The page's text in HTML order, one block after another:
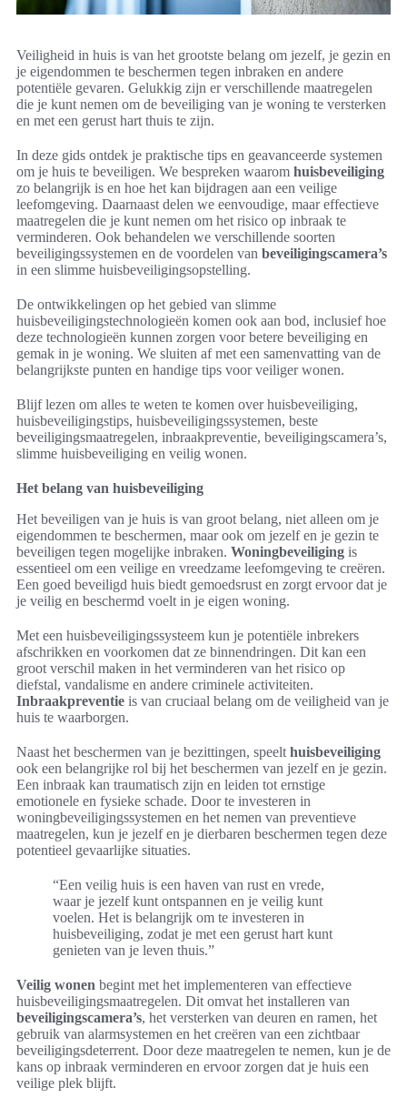
Veiligheid in huis is van het grootste belang om jezelf, je gezin en
je eigendommen te beschermen tegen inbraken en andere
potentiële gevaren. Gelukkig zijn er verschillende maatregelen
die je kunt nemen om de beveiliging van je woning te versterken
en met een gerust hart thuis te zijn.
In deze gids ontdek je praktische tips en geavanceerde systemen
om je huis te beveiligen. We bespreken waarom huisbeveiliging
zo belangrijk is en hoe het kan bijdragen aan een veilige
leefomgeving. Daarnaast delen we eenvoudige, maar effectieve
maatregelen die je kunt nemen om het risico op inbraak te
verminderen. Ook behandelen we verschillende soorten
beveiligingssystemen en de voordelen van beveiligingscamera’s
in een slimme huisbeveiligingsopstelling.
De ontwikkelingen op het gebied van slimme
huisbeveiligingstechnologieën komen ook aan bod, inclusief hoe
deze technologieën kunnen zorgen voor betere beveiliging en
gemak in je woning. We sluiten af met een samenvatting van de
belangrijkste punten en handige tips voor veiliger wonen.
Blijf lezen om alles te weten te komen over huisbeveiliging,
huisbeveiligingstips, huisbeveiligingssystemen, beste
beveiligingsmaatregelen, inbraakpreventie, beveiligingscamera’s,
slimme huisbeveiliging en veilig wonen.
Het belang van huisbeveiliging
Het beveiligen van je huis is van groot belang, niet alleen om je
eigendommen te beschermen, maar ook om jezelf en je gezin te
beveiligen tegen mogelijke inbraken. Woningbeveiliging is
essentieel om een veilige en vreedzame leefomgeving te creëren.
Een goed beveiligd huis biedt gemoedsrust en zorgt ervoor dat je
je veilig en beschermd voelt in je eigen woning.
Met een huisbeveiligingssysteem kun je potentiële inbrekers
afschrikken en voorkomen dat ze binnendringen. Dit kan een
groot verschil maken in het verminderen van het risico op
diefstal, vandalisme en andere criminele activiteiten.
Inbraakpreventie is van cruciaal belang om de veiligheid van je
huis te waarborgen.
Naast het beschermen van je bezittingen, speelt huisbeveiliging
ook een belangrijke rol bij het beschermen van jezelf en je gezin.
Een inbraak kan traumatisch zijn en leiden tot ernstige
emotionele en fysieke schade. Door te investeren in
woningbeveiligingssystemen en het nemen van preventieve
maatregelen, kun je jezelf en je dierbaren beschermen tegen deze
potentieel gevaarlijke situaties.
“Een veilig huis is een haven van rust en vrede,
waar je jezelf kunt ontspannen en je veilig kunt
voelen. Het is belangrijk om te investeren in
huisbeveiliging, zodat je met een gerust hart kunt
genieten van je leven thuis.”
Veilig wonen begint met het implementeren van effectieve
huisbeveiligingsmaatregelen. Dit omvat het installeren van
beveiligingscamera’s, het versterken van deuren en ramen, het
gebruik van alarmsystemen en het creëren van een zichtbaar
beveiligingsdeterrent. Door deze maatregelen te nemen, kun je de
kans op inbraak verminderen en ervoor zorgen dat je huis een
veilige plek blijft.